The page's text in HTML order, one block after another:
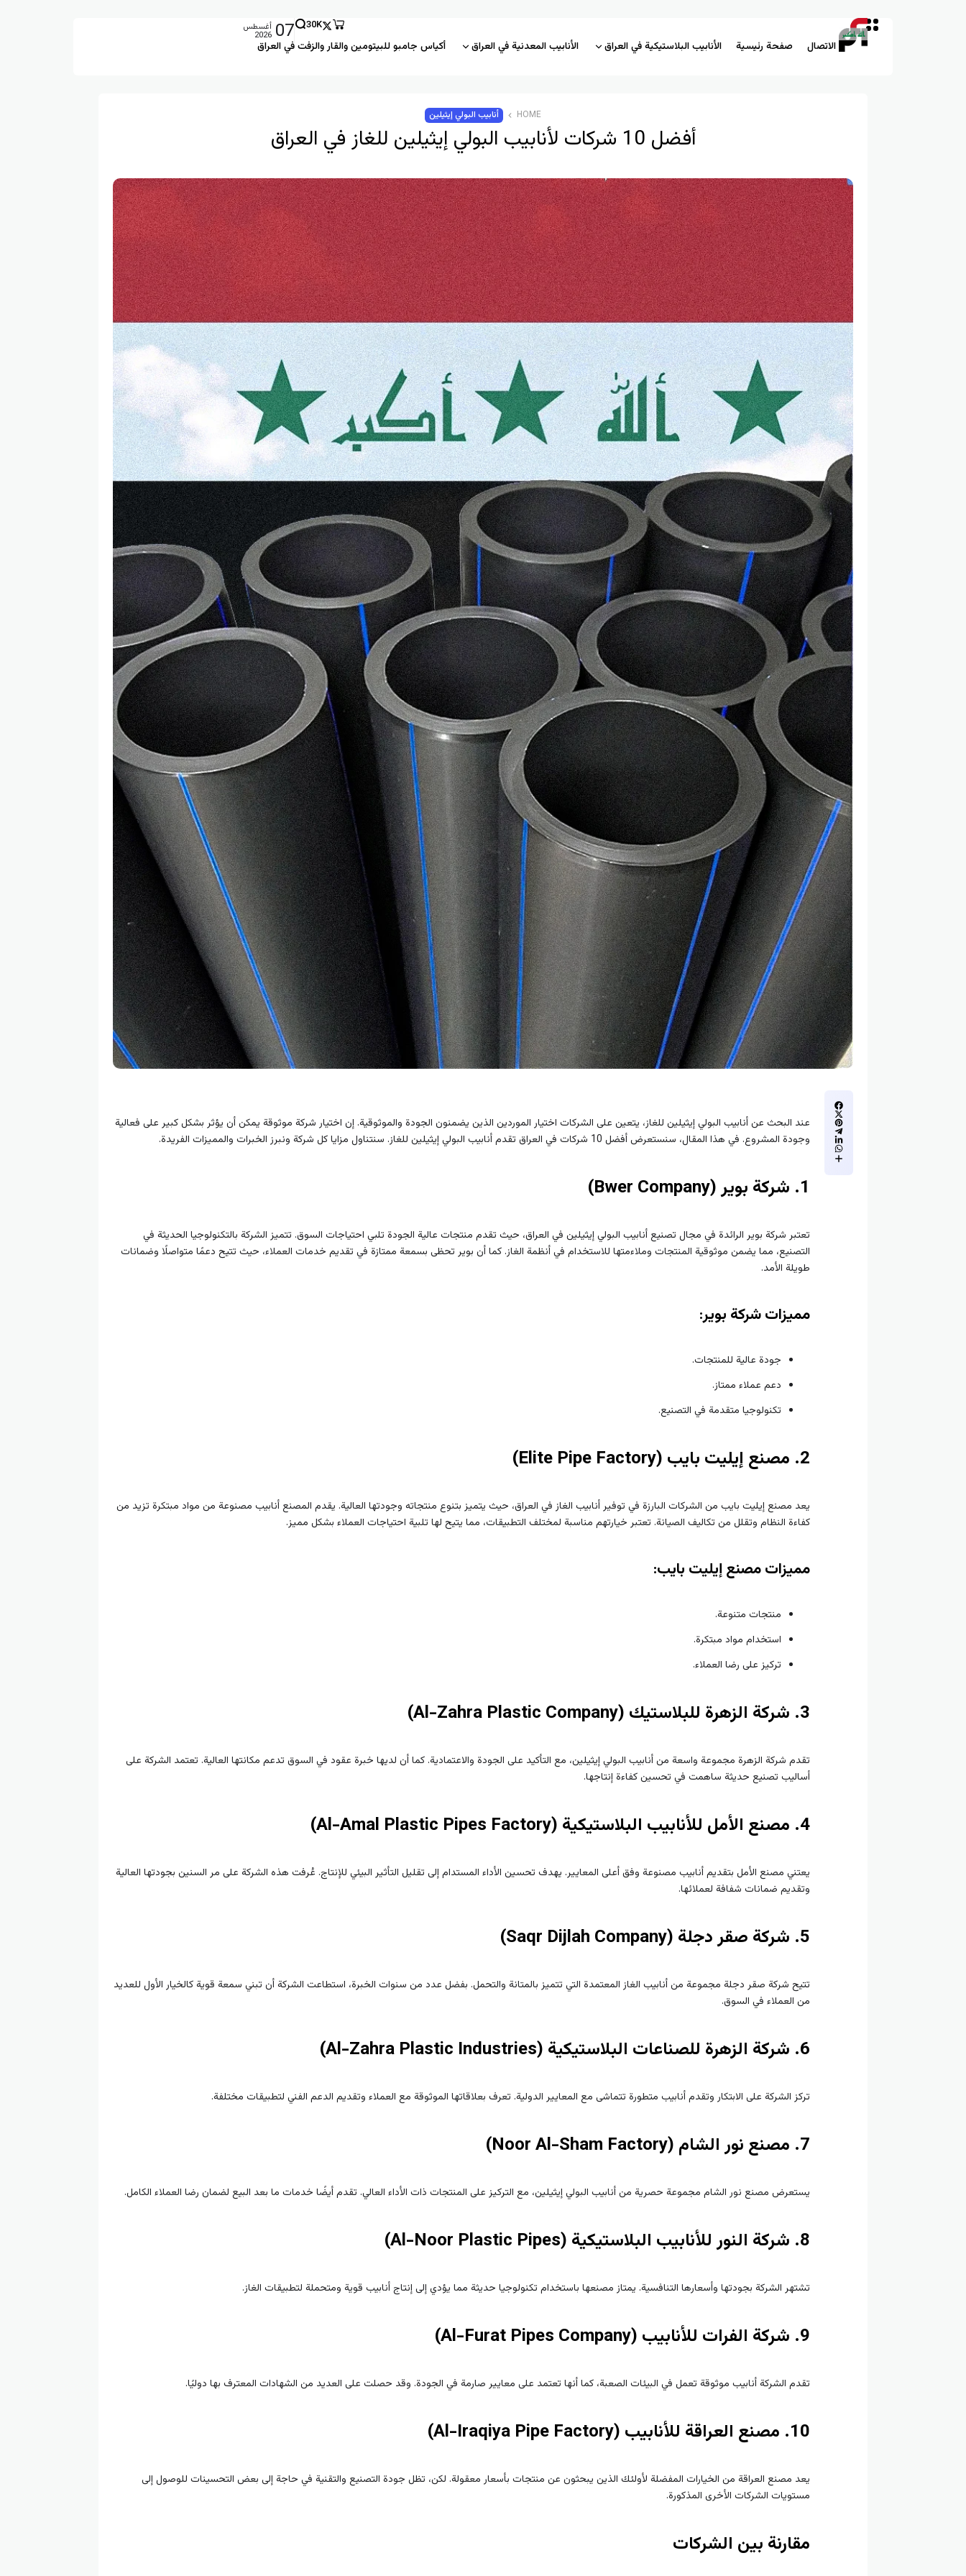
الاتصال صفحة رئيسية الأنابيب البلاستيكية في العراق الأنابيب المعدنية في العراق أكياس جامبو للبيتومين والقار والزفت في العراق
30K
07 أغسطس
2026
HOME أنابيب البولي إيثيلين
أفضل 10 شركات لأنابيب البولي إيثيلين للغاز في العراق
عند البحث عن أنابيب البولي إيثيلين للغاز، يتعين على الشركات اختيار الموردين الذين يضمنون الجودة والموثوقية. إن اختيار شركة موثوقة يمكن أن يؤثر بشكل كبير على فعالية
وجودة المشروع. في هذا المقال، سنستعرض أفضل 10 شركات في العراق تقدم أنابيب البولي إيثيلين للغاز. سنتناول مزايا كل شركة ونبرز الخبرات والمميزات الفريدة.
1. شركة بوير (Bwer Company)
تعتبر شركة بوير الرائدة في مجال تصنيع أنابيب البولي إيثيلين في العراق، حيث تقدم منتجات عالية الجودة تلبي احتياجات السوق. تتميز الشركة بالتكنولوجيا الحديثة في
التصنيع، مما يضمن موثوقية المنتجات وملاءمتها للاستخدام في أنظمة الغاز. كما أن بوير تحظى بسمعة ممتازة في تقديم خدمات العملاء، حيث تتيح دعمًا متواصلًا وضمانات
طويلة الأمد.
مميزات شركة بوير:
جودة عالية للمنتجات.
دعم عملاء ممتاز.
تكنولوجيا متقدمة في التصنيع.
2. مصنع إيليت بايب (Elite Pipe Factory)
يعد مصنع إيليت بايب من الشركات البارزة في توفير أنابيب الغاز في العراق، حيث يتميز بتنوع منتجاته وجودتها العالية. يقدم المصنع أنابيب مصنوعة من مواد مبتكرة تزيد من
كفاءة النظام وتقلل من تكاليف الصيانة. تعتبر خيارتهم مناسبة لمختلف التطبيقات، مما يتيح لها تلبية احتياجات العملاء بشكل مميز.
مميزات مصنع إيليت بايب:
منتجات متنوعة.
استخدام مواد مبتكرة.
تركيز على رضا العملاء.
3. شركة الزهرة للبلاستيك (Al-Zahra Plastic Company)
تقدم شركة الزهرة مجموعة واسعة من أنابيب البولي إيثيلين، مع التأكيد على الجودة والاعتمادية. كما أن لديها خبرة عقود في السوق تدعم مكانتها العالية. تعتمد الشركة على
أساليب تصنيع حديثة ساهمت في تحسين كفاءة إنتاجها.
4. مصنع الأمل للأنابيب البلاستيكية (Al-Amal Plastic Pipes Factory)
يعتني مصنع الأمل بتقديم أنابيب مصنوعة وفق أعلى المعايير. يهدف تحسين الأداء المستدام إلى تقليل التأثير البيئي للإنتاج. عُرفت هذه الشركة على مر السنين بجودتها العالية
وتقديم ضمانات شفافة لعملائها.
5. شركة صقر دجلة (Saqr Dijlah Company)
تتيح شركة صقر دجلة مجموعة من أنابيب الغاز المعتمدة التي تتميز بالمتانة والتحمل. بفضل عدد من سنوات الخبرة، استطاعت الشركة أن تبني سمعة قوية كالخيار الأول للعديد
من العملاء في السوق.
6. شركة الزهرة للصناعات البلاستيكية (Al-Zahra Plastic Industries)
تركز الشركة على الابتكار وتقدم أنابيب متطورة تتماشى مع المعايير الدولية. تعرف بعلاقاتها الموثوقة مع العملاء وتقديم الدعم الفني لتطبيقات مختلفة.
7. مصنع نور الشام (Noor Al-Sham Factory)
يستعرض مصنع نور الشام مجموعة حصرية من أنابيب البولي إيثيلين، مع التركيز على المنتجات ذات الأداء العالي. تقدم أيضًا خدمات ما بعد البيع لضمان رضا العملاء الكامل.
8. شركة النور للأنابيب البلاستيكية (Al-Noor Plastic Pipes)
تشتهر الشركة بجودتها وأسعارها التنافسية. يمتاز مصنعها باستخدام تكنولوجيا حديثة مما يؤدي إلى إنتاج أنابيب قوية ومتحملة لتطبيقات الغاز.
9. شركة الفرات للأنابيب (Al-Furat Pipes Company)
تقدم الشركة أنابيب موثوقة تعمل في البيئات الصعبة، كما أنها تعتمد على معايير صارمة في الجودة. وقد حصلت على العديد من الشهادات المعترف بها دوليًا.
10. مصنع العراقة للأنابيب (Al-Iraqiya Pipe Factory)
يعد مصنع العراقة من الخيارات المفضلة لأولئك الذين يبحثون عن منتجات بأسعار معقولة. لكن، تظل جودة التصنيع والتقنية في حاجة إلى بعض التحسينات للوصول إلى
مستويات الشركات الأخرى المذكورة.
مقارنة بين الشركات